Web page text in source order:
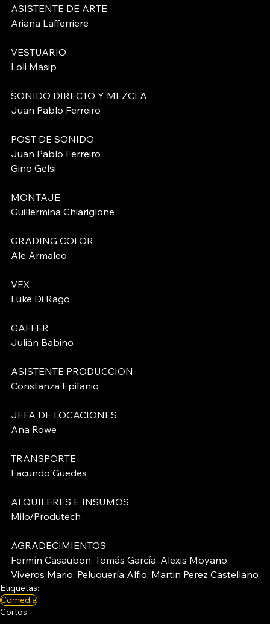
ASISTENTE DE ARTE
Ariana Lafferriere
VESTUARIO
Loli Masip
SONIDO DIRECTO Y MEZCLA
Juan Pablo Ferreiro
POST DE SONIDO
Juan Pablo Ferreiro
Gino Gelsi
MONTAJE
Guillermina Chiariglone
GRADING COLOR
Ale Armaleo
VFX
Luke Di Rago
GAFFER
Julián Babino
ASISTENTE PRODUCCION
Constanza Epifanio
JEFA DE LOCACIONES
Ana Rowe
TRANSPORTE
Facundo Guedes
ALQUILERES E INSUMOS
Milo/Produtech
AGRADECIMIENTOS
Fermín Casaubon, Tomás García, Alexis Moyano,
Viveros Mario, Peluquería Alfio, Martin Perez Castellano
Etiquetas:
Comedia
Cortos